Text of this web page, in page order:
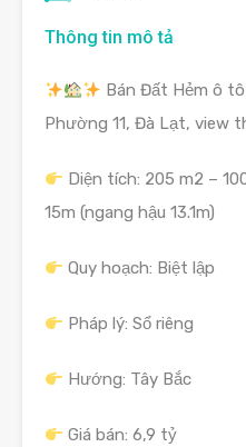
Thông tin mô tả
Bán Đất Hẻm ô
Phường 11, Đà Lạt, view
Diện tích: 205 m2 –
15m (ngang hậu 13.1m)
Quy hoạch: Biệt lập
Pháp lý: Sổ riêng
Hướng: Tây Bắc
Giá bán: 6,9 tỷ